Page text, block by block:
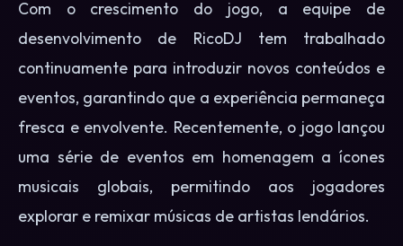
Com o crescimento do jogo, a equipe de
desenvolvimento de RicoDJ tem trabalhado
continuamente para introduzir novos conteúdos e
eventos, garantindo que a experiência permaneça
fresca e envolvente. Recentemente, o jogo lançou
uma série de eventos em homenagem a ícones
musicais globais, permitindo aos jogadores
explorar e remixar músicas de artistas lendários.